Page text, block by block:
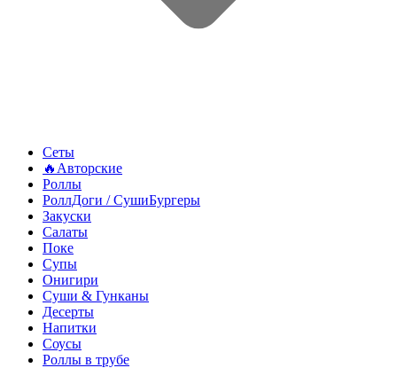
Сеты
🔥Авторские
Роллы
РоллДоги / СушиБургеры
Закуски
Салаты
Поке
Супы
Онигири
Суши & Гунканы
Десерты
Напитки
Соусы
Роллы в трубе